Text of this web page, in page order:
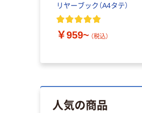
リヤーブック（A4タテ）
￥959~ （税込）
人気の商品